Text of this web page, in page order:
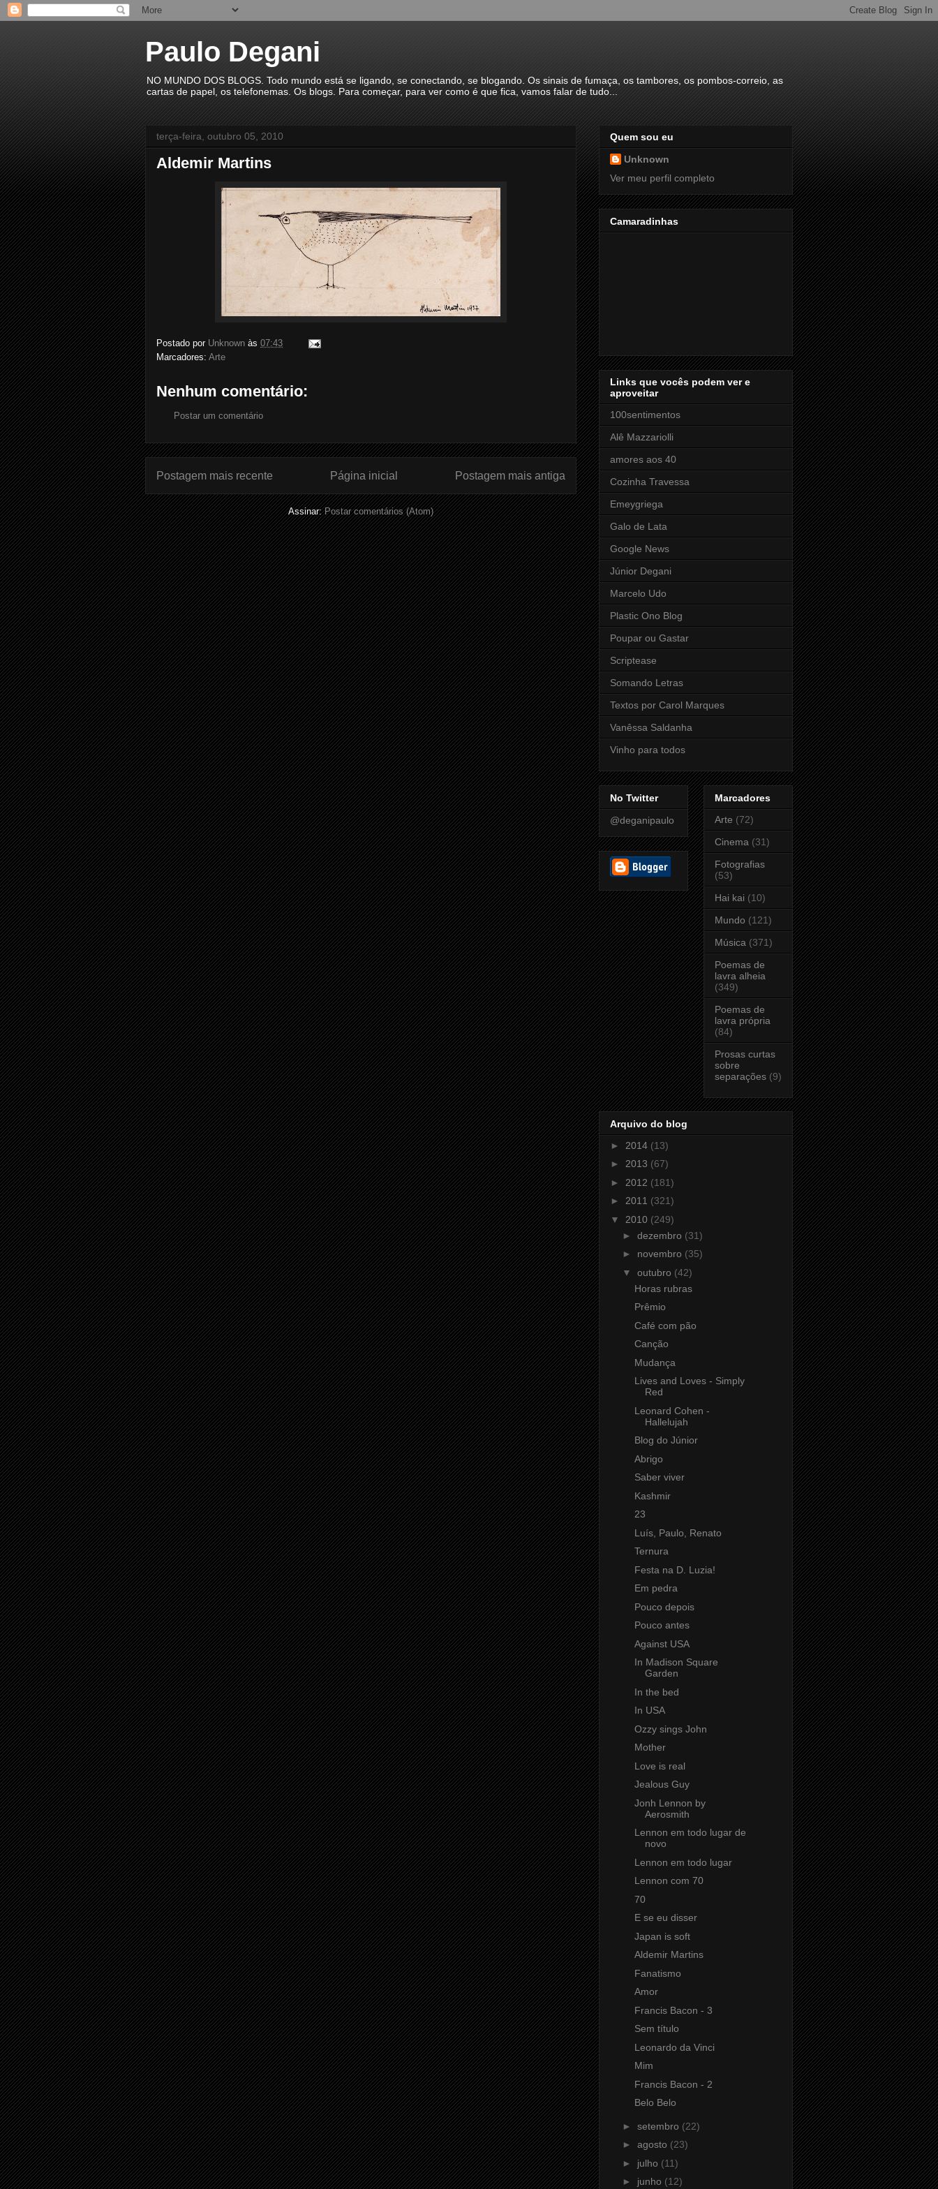
Paulo Degani
NO MUNDO DOS BLOGS. Todo mundo está se ligando, se conectando, se blogando. Os sinais de fumaça, os tambores, os pombos-correio, as
cartas de papel, os telefonemas. Os blogs. Para começar, para ver como é que fica, vamos falar de tudo...
terça-feira, outubro 05, 2010
Aldemir Martins
Postado por Unknown às 07:43
Marcadores: Arte
Nenhum comentário:
Postar um comentário
Postagem mais recente Postagem mais antiga
Página inicial
Assinar:Postar comentários (Atom)
Quem sou eu
Unknown
Ver meu perfil completo
Camaradinhas
Links que vocês podem ver e
aproveitar
100sentimentos
Alê Mazzariolli
amores aos 40
Cozinha Travessa
Emeygriega
Galo de Lata
Google News
Júnior Degani
Marcelo Udo
Plastic Ono Blog
Poupar ou Gastar
Scriptease
Somando Letras
Textos por Carol Marques
Vanêssa Saldanha
Vinho para todos
No Twitter
@deganipaulo
Marcadores
Arte (72)
Cinema (31)
Fotografias
(53)
Hai kai (10)
Mundo (121)
Música (371)
Poemas de
lavra alheia
(349)
Poemas de
lavra própria
(84)
Prosas curtas
sobre
separações (9)
Arquivo do blog
► 2014 (13)
► 2013 (67)
► 2012 (181)
► 2011 (321)
▼ 2010 (249)
► dezembro (31)
► novembro (35)
▼ outubro (42)
Horas rubras
Prêmio
Café com pão
Canção
Mudança
Lives and Loves - Simply
Red
Leonard Cohen -
Hallelujah
Blog do Júnior
Abrigo
Saber viver
Kashmir
23
Luís, Paulo, Renato
Ternura
Festa na D. Luzia!
Em pedra
Pouco depois
Pouco antes
Against USA
In Madison Square
Garden
In the bed
In USA
Ozzy sings John
Mother
Love is real
Jealous Guy
Jonh Lennon by
Aerosmith
Lennon em todo lugar de
novo
Lennon em todo lugar
Lennon com 70
70
E se eu disser
Japan is soft
Aldemir Martins
Fanatismo
Amor
Francis Bacon - 3
Sem título
Leonardo da Vinci
Mim
Francis Bacon - 2
Belo Belo
► setembro (22)
► agosto (23)
► julho (11)
► junho (12)